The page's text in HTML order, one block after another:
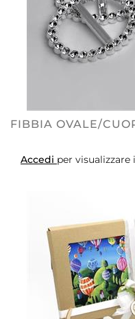
FIBBIA OVALE/
Accedi per visualizzare